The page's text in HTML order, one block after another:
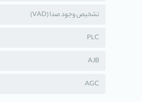
تشخیص وجود صدا (VAD)
PLC
AJB
AGC